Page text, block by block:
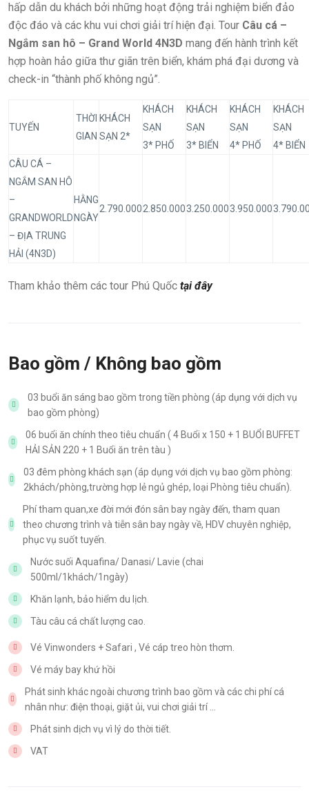
hấp dẫn du khách bởi những hoạt động trải nghiệm biển đảo
độc đáo và các khu vui chơi giải trí hiện đại. Tour Câu cá –
Ngắm san hô – Grand World 4N3D mang đến hành trình kết
hợp hoàn hảo giữa thư giãn trên biển, khám phá đại dương và
check-in “thành phố không ngủ”.
TUYẾN
THỜI
GIAN
KHÁCH
SẠN 2*
KHÁCH
SẠN
3* PHỐ
KHÁCH
SẠN
3* BIỂN
KHÁCH
SẠN
4* PHỐ
KHÁCH
SẠN
4* BIỂN
CÂU CÁ –
NGẮM SAN HÔ
–
GRANDWORLD
– ĐỊA TRUNG
HẢI (4N3D)
HẰNG
NGÀY
2.790.0002.850.0003.250.0003.950.000
Tham khảo thêm các tour Phú Quốc tại đây
Bao gồm / Không bao gồm
03 buổi ăn sáng bao gồm trong tiền phòng (áp dụng với dịch vụ
bao gồm phòng)
06 buổi ăn chính theo tiêu chuẩn ( 4 Buổi x 150 + 1 BUỔI BUFFET
HẢI SẢN 220 + 1 Buổi ăn trên tàu )
03 đêm phòng khách sạn (áp dụng với dịch vụ bao gồm phòng:
2khách/phòng,trường hợp lẻ ngủ ghép, loại Phòng tiêu chuẩn).
Phí tham quan,xe đời mới đón sân bay ngày đến, tham quan
theo chương trình và tiễn sân bay ngày về, HDV chuyên nghiệp,
phục vụ suốt tuyến.
Nước suối Aquafina/ Danasi/ Lavie (chai
500ml/1khách/1ngày)
Khăn lạnh, bảo hiểm du lịch.
Tàu câu cá chất lượng cao.
Vé Vinwonders + Safari , Vé cáp treo hòn thơm.
Vé máy bay khứ hồi
Phát sinh khác ngoài chương trình bao gồm và các chi phí cá
nhân như: điện thoại, giặt ủi, vui chơi giải trí ...
Phát sinh dịch vụ vì lý do thời tiết.
VAT